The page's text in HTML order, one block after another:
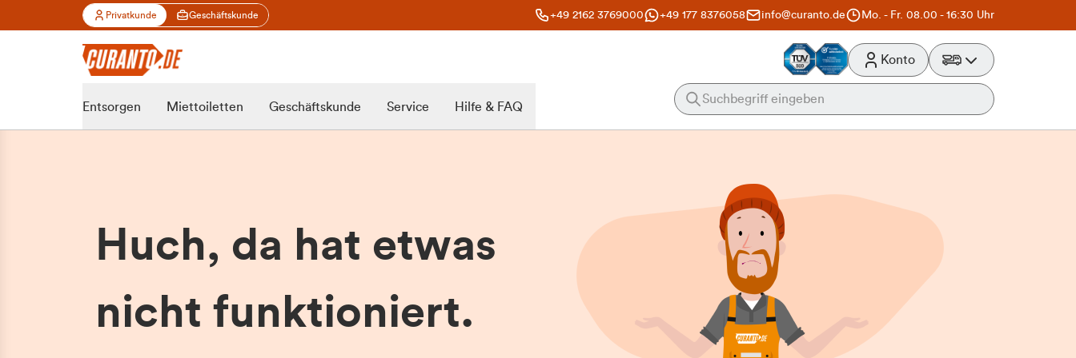
Privatkunde Geschäftskunde +49 2162 3769000 +49 177 8376058 info@curanto.de Mo. - Fr. 08.00 - 16:30 Uhr
Konto
Entsorgen Miettoiletten Geschäftskunde Service Hilfe & FAQ
Huch, da hat etwas
nicht funktioniert.